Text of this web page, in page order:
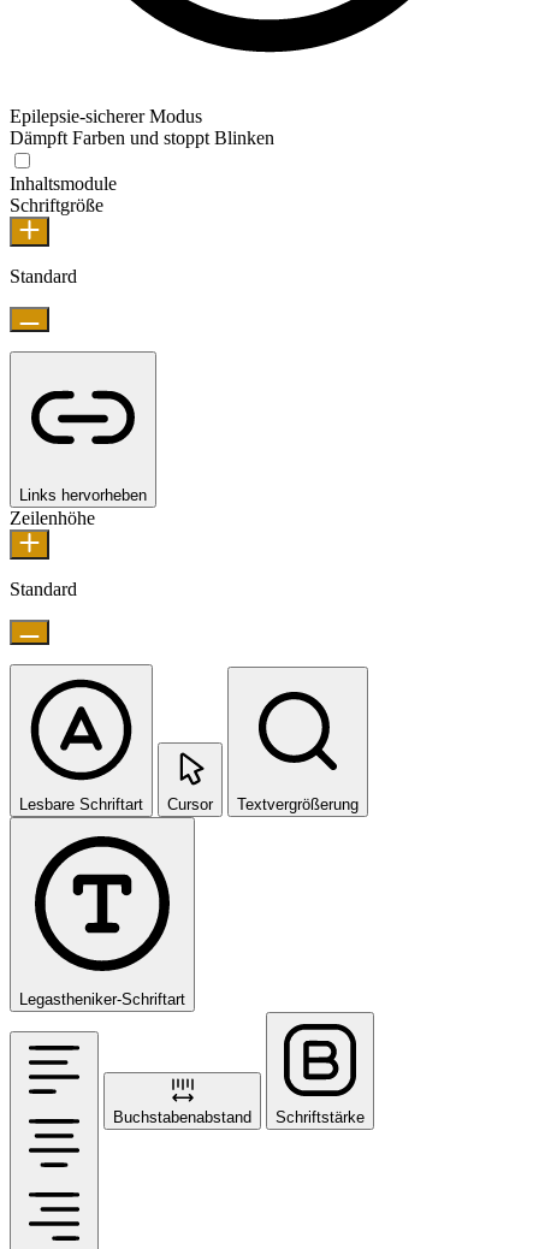
Epilepsie-sicherer Modus
Dämpft Farben und stoppt Blinken
Inhaltsmodule
Schriftgröße
Standard
Links hervorheben
Zeilenhöhe
Standard
Lesbare Schriftart Cursor Textvergrößerung
Legastheniker-Schriftart
Buchstabenabstand Schriftstärke